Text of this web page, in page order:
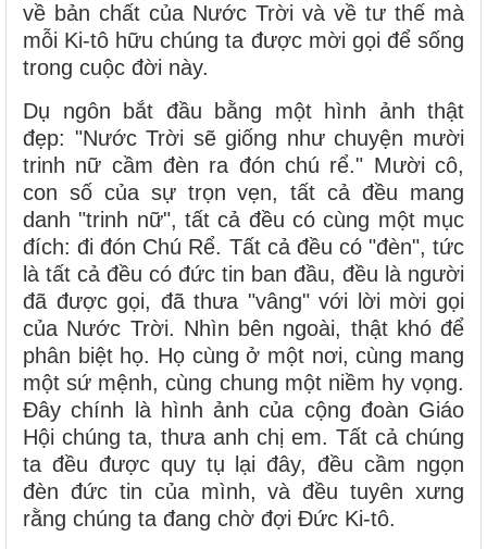
về bản chất của Nước Trời và về tư thế mà
mỗi Ki-tô hữu chúng ta được mời gọi để sống
trong cuộc đời này.
Dụ ngôn bắt đầu bằng một hình ảnh thật
đẹp: "Nước Trời sẽ giống như chuyện mười
trinh nữ cầm đèn ra đón chú rể." Mười cô,
con số của sự trọn vẹn, tất cả đều mang
danh "trinh nữ", tất cả đều có cùng một mục
đích: đi đón Chú Rể. Tất cả đều có "đèn", tức
là tất cả đều có đức tin ban đầu, đều là người
đã được gọi, đã thưa "vâng" với lời mời gọi
của Nước Trời. Nhìn bên ngoài, thật khó để
phân biệt họ. Họ cùng ở một nơi, cùng mang
một sứ mệnh, cùng chung một niềm hy vọng.
Đây chính là hình ảnh của cộng đoàn Giáo
Hội chúng ta, thưa anh chị em. Tất cả chúng
ta đều được quy tụ lại đây, đều cầm ngọn
đèn đức tin của mình, và đều tuyên xưng
rằng chúng ta đang chờ đợi Đức Ki-tô.